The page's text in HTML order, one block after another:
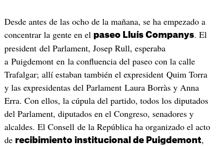
Desde antes de las ocho de la mañana, se ha empezado a
concentrar la gente en el paseo Lluís Companys. El
president del Parlament, Josep Rull, esperaba
a Puigdemont en la confluencia del paseo con la calle
Trafalgar; allí estaban también el expresident Quim Torra
y las expresidentas del Parlament Laura Borràs y Anna
Erra. Con ellos, la cúpula del partido, todos los diputados
del Parlament, diputados en el Congreso, senadores y
alcaldes. El Consell de la República ha organizado el acto
de recibimiento institucional de Puigdemont,